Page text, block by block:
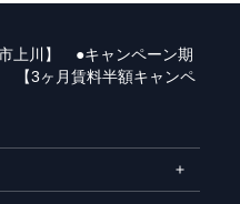
市上川】 ●キャンペーン期
【3ヶ月賃料半額キャンペ